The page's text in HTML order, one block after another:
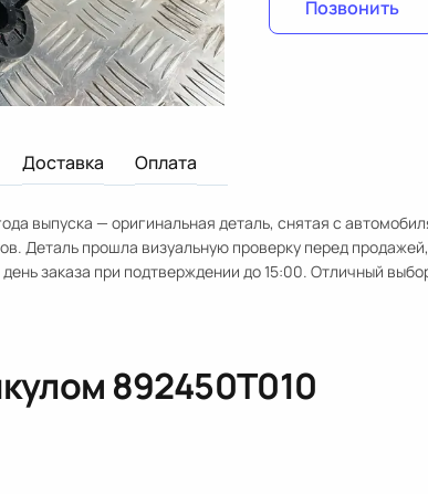
Позвонить
Доставка Оплата
выпуска — оригинальная деталь, снятая с
Деталь прошла визуальную проверку перед
заказа при подтверждении до 15:00. Отличный
892450T010